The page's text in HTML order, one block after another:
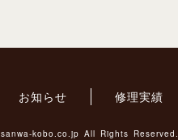
お知らせ 修理実績
sanwa-kobo.co.jp All Rights Reserved.